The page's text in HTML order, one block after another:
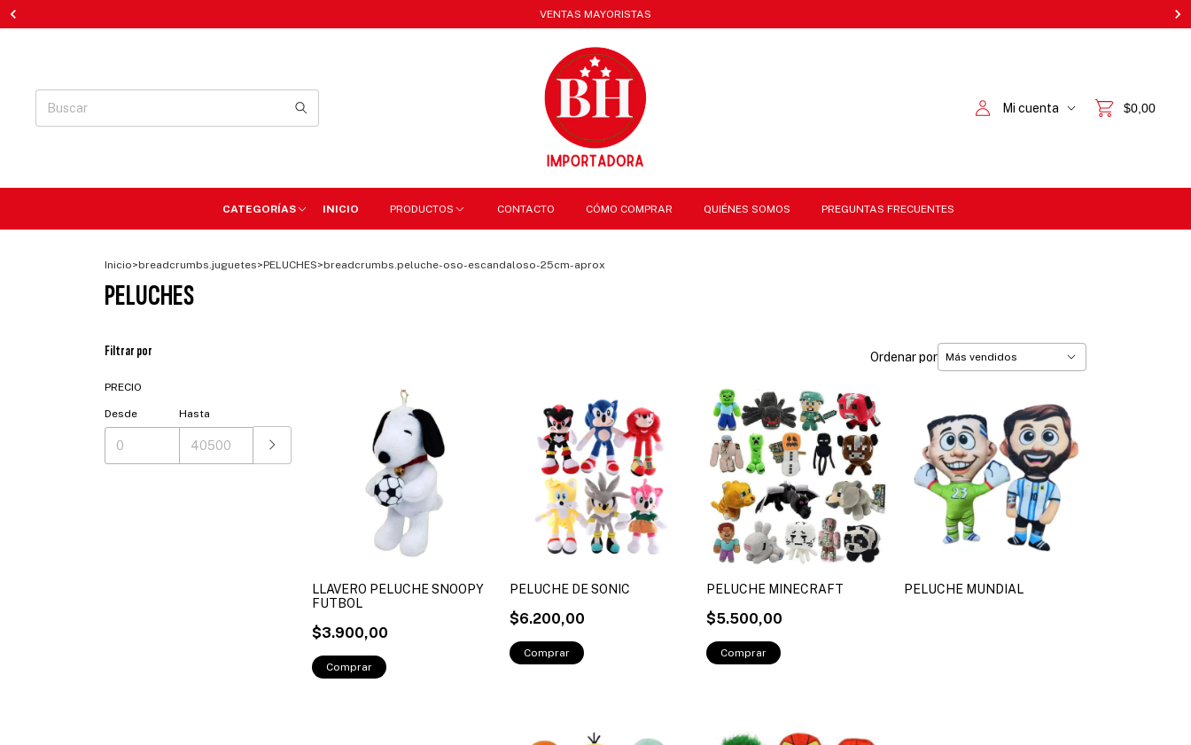
VENTAS MAYORISTAS
Mi cuenta $0,00
CATEGORÍAS INICIO PRODUCTOS CONTACTO CÓMO COMPRAR QUIÉNES SOMOS PREGUNTAS FRECUENTES
Inicio>breadcrumbs.juguetes>PELUCHES>breadcrumbs.peluche-oso-escandaloso-25cm-aprox
PELUCHES
Filtrar por
PRECIO
Desde Hasta
Ordenar por
LLAVERO PELUCHE SNOOPY
FUTBOL
$3.900,00
PELUCHE DE SONIC
$6.200,00
PELUCHE MINECRAFT
$5.500,00
PELUCHE MUNDIAL